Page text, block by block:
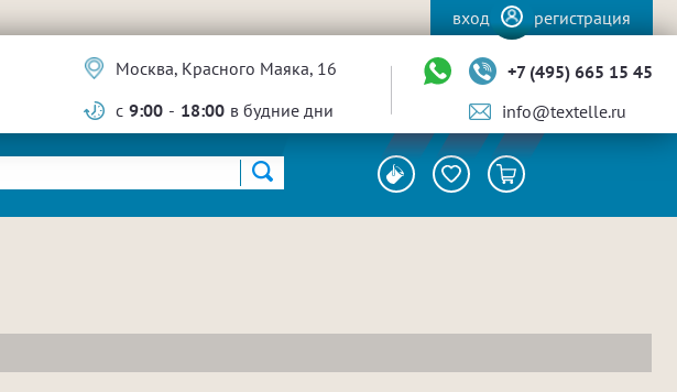
вход регистрация
Москва, Красного Маяка, 16
с 9:00 - 18:00 в будние дни
+7 (495) 665 15 45
info@textelle.ru